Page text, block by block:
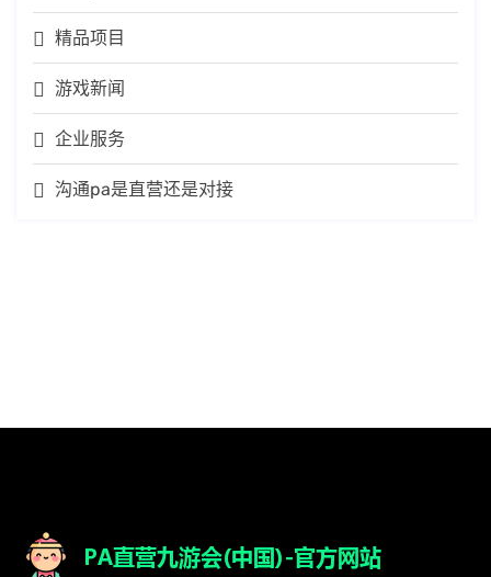
精品项目
游戏新闻
企业服务
沟通pa是直营还是对接